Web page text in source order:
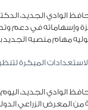
الجديد، الدكتور
وإسهاماته في دعم
توليه مهام منصبه
المبكرة
الوادي الجديد،
من المعرض الزراعي